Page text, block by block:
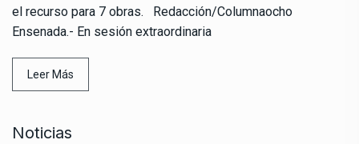
el recurso para 7 obras. Redacción/Columnaocho
Ensenada.- En sesión extraordinaria
Leer Más
Noticias